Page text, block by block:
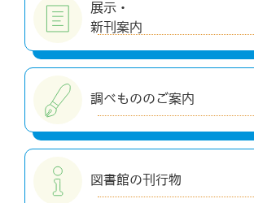
展示・
新刊案内
調べもののご案内
図書館の刊行物